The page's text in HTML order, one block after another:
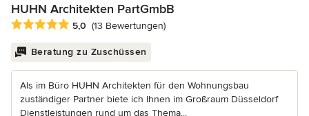
HUHN Architekten PartGmbB
Durchschnittliche Bewertung: 5 von 5 Sternen
5,0 (13 Bewertungen)
Beratung zu Zuschüssen
Als im Büro HUHN Architekten für den Wohnungsbau
zuständiger Partner biete ich Ihnen im Großraum Düsseldorf
Dienstleistungen rund um das Thema...